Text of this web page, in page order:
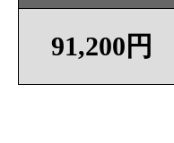
91,200円